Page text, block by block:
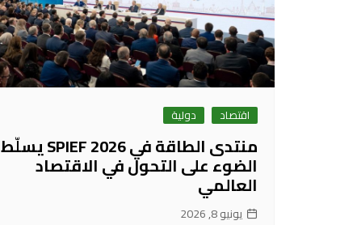
اقتصاد دولية
منتدى الطاقة في SPIEF 2026 يسلّط
الضوء على التحول في الاقتصاد
العالمي
يونيو 8, 2026